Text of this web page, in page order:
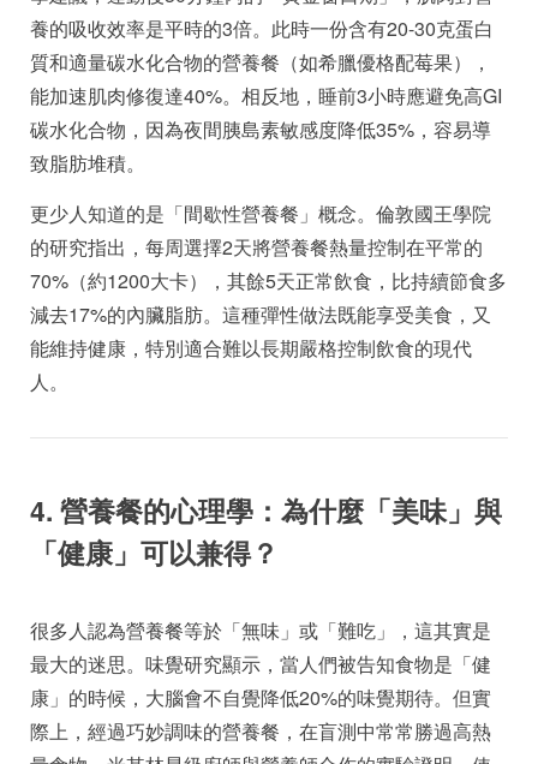
養的吸收效率是平時的3倍。此時一份含有20-30克蛋白
質和適量碳水化合物的營養餐（如希臘優格配莓果），
能加速肌肉修復達40%。相反地，睡前3小時應避免高GI
碳水化合物，因為夜間胰島素敏感度降低35%，容易導
致脂肪堆積。
更少人知道的是「間歇性營養餐」概念。倫敦國王學院
的研究指出，每周選擇2天將營養餐熱量控制在平常的
70%（約1200大卡），其餘5天正常飲食，比持續節食多
減去17%的內臟脂肪。這種彈性做法既能享受美食，又
能維持健康，特別適合難以長期嚴格控制飲食的現代
人。
4. 營養餐的心理學：為什麼「美味」與
「健康」可以兼得？
很多人認為營養餐等於「無味」或「難吃」，這其實是
最大的迷思。味覺研究顯示，當人們被告知食物是「健
康」的時候，大腦會不自覺降低20%的味覺期待。但實
際上，經過巧妙調味的營養餐，在盲測中常常勝過高熱